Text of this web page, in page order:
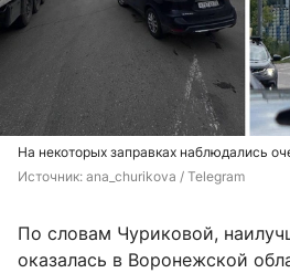
На некоторых заправках наблюдались
Источник: ana_churikova / Telegram
По словам Чуриковой,
оказалась в Воронежской